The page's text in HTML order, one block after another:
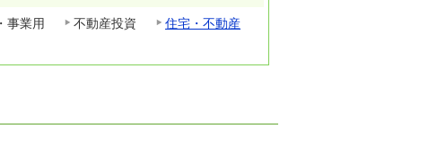
事業用 不動産投資
住宅・不動産